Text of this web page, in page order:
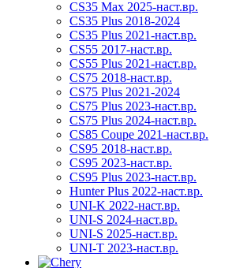
CS35 Max 2025-наст.вр.
CS35 Plus 2018-2024
CS35 Plus 2021-наст.вр.
CS55 2017-наст.вр.
CS55 Plus 2021-наст.вр.
CS75 2018-наст.вр.
CS75 Plus 2021-2024
CS75 Plus 2023-наст.вр.
CS75 Plus 2024-наст.вр.
CS85 Coupe 2021-наст.вр.
CS95 2018-наст.вр.
CS95 2023-наст.вр.
CS95 Plus 2023-наст.вр.
Hunter Plus 2022-наст.вр.
UNI-K 2022-наст.вр.
UNI-S 2024-наст.вр.
UNI-S 2025-наст.вр.
UNI-T 2023-наст.вр.